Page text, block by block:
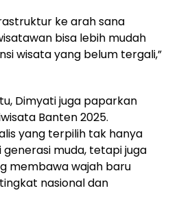
ke arah sana
bisa lebih mudah
wisata yang belum tergali,”
Dimyati juga paparkan
Banten 2025.
yang terpilih tak hanya
muda, tetapi juga
membawa wajah baru
nasional dan